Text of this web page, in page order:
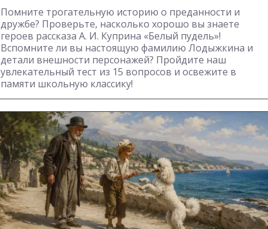
Помните трогательную историю о преданности и
дружбе? Проверьте, насколько хорошо вы знаете
героев рассказа А. И. Куприна «Белый пудель»!
Вспомните ли вы настоящую фамилию Лодыжкина и
детали внешности персонажей? Пройдите наш
увлекательный тест из 15 вопросов и освежите в
памяти школьную классику!